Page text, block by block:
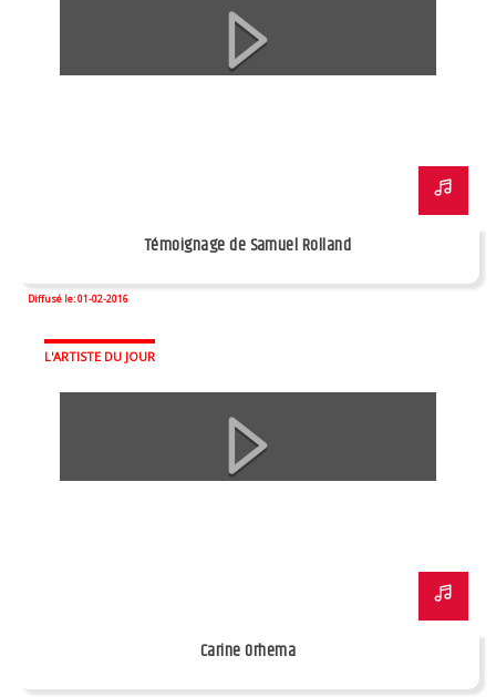
Témoignage de Samuel Rolland
Diffusé le: 01-02-2016
L'ARTISTE DU JOUR
Carine Orhema